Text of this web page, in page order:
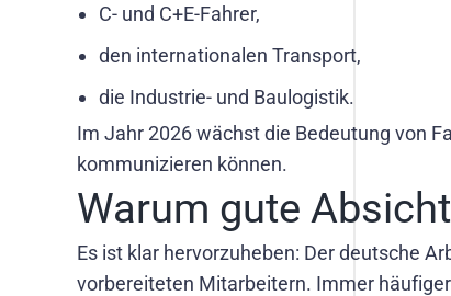
C- und C+E-Fahrer,
den internationalen Transport,
die Industrie- und Baulogistik.
Im Jahr 2026 wächst die Bedeutung von
kommunizieren können.
Warum gute
Es ist klar hervorzuheben: Der deutsche
vorbereiteten Mitarbeitern. Immer